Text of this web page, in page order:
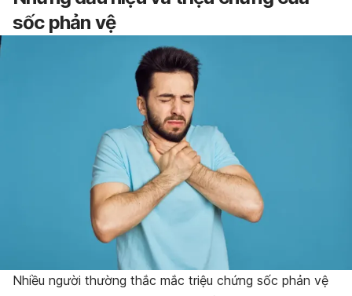
sốc phản vệ
Nhiều người thường thắc mắc triệu chứng sốc phản vệ